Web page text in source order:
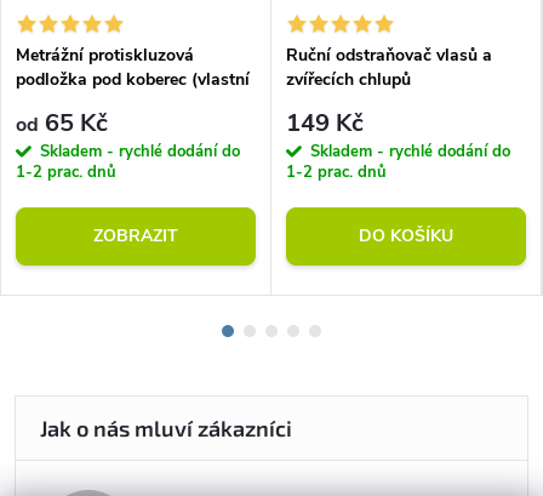
Metrážní protiskluzová
podložka pod koberec (vlastní
od 65 Kč
Skladem - rychlé dodání do
1-2 prac. dnů
ZOBRAZIT
Ruční odstraňovač vlasů a
zvířecích chlupů
149 Kč
Skladem - rychlé dodání do
1-2 prac. dnů
DO KOŠÍKU